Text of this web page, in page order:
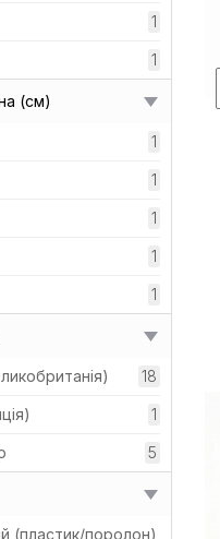
1
1
(см)
1
1
1
1
1
18
1
5
(пластик/поролон)